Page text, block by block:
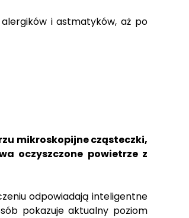
i astmatyków, aż po
mikroskopijne cząsteczki,
oczyszczone powietrze z
odpowiadają inteligentne
pokazuje aktualny poziom